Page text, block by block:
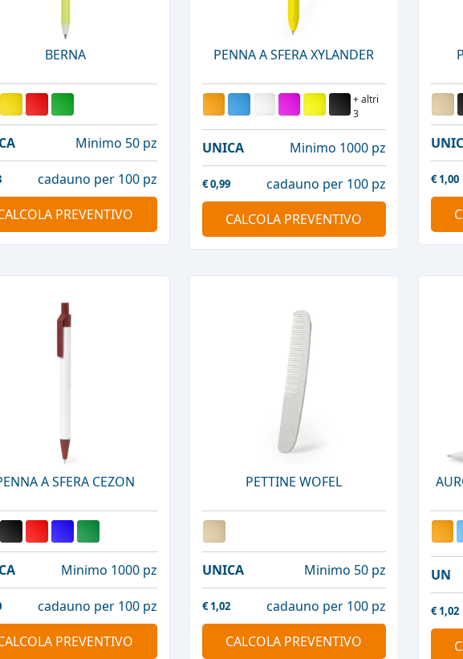
BERNA
Minimo 50 pz
cadauno per 100 pz
PREVENTIVO
PENNA A SFERA XYLANDER
+ altri
3
UNICA Minimo 1000 pz
€0,99
cadauno per 100 pz
CALCOLA PREVENTIVO
€ 1,00
A SFERA CEZON
Minimo 1000 pz
cadauno per 100 pz
PREVENTIVO
PETTINE WOFEL
UNICA Minimo 50 pz
€ 1,02
cadauno per 100 pz
CALCOLA PREVENTIVO
UN
€ 1,02